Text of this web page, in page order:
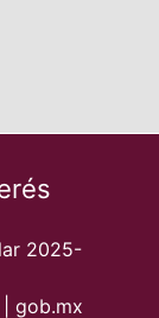
2025-
| gob.mx